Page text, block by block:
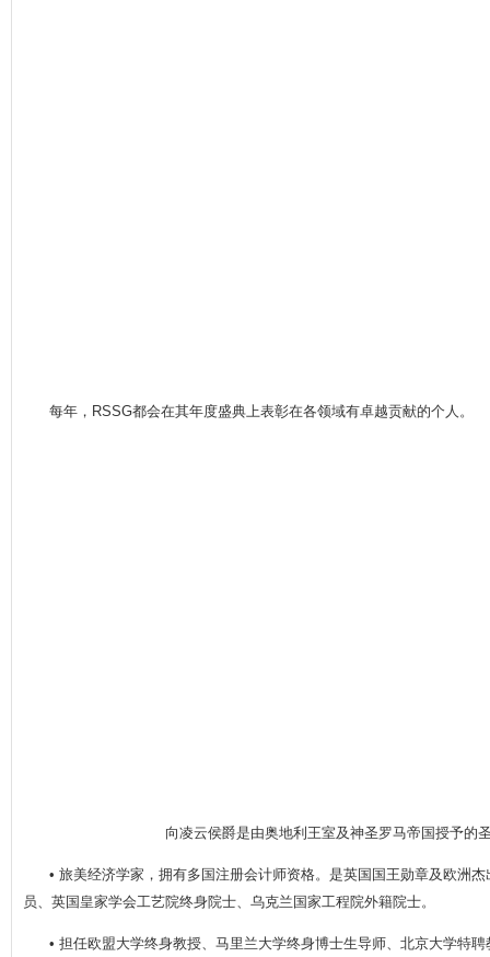
每年，RSSG都会在其年度盛典上表彰在各领域有卓越贡献的个人。
向凌云侯爵是由奥地利王室及神圣罗马帝国授予的
• 旅美经济学家，拥有多国注册会计师资格。是英国国王勋章及欧洲
员、英国皇家学会工艺院终身院士、乌克兰国家工程院外籍院士。
• 担任欧盟大学终身教授、马里兰大学终身博士生导师、北京大学特